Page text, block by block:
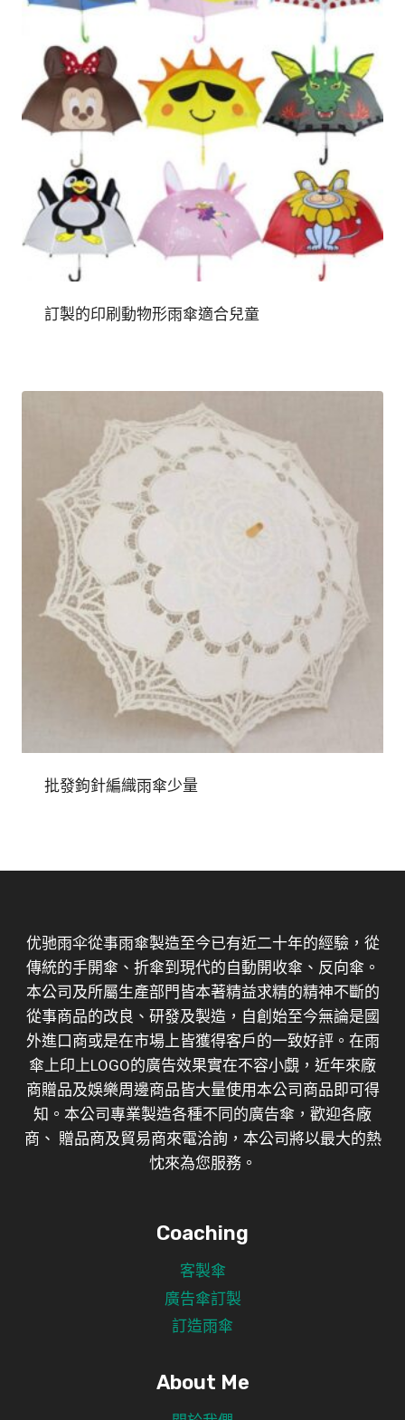
訂製的印刷動物形雨傘適合兒童
批發鉤針編織雨傘少量
优驰雨伞從事雨傘製造至今已有近二十年的經驗，從
傳統的手開傘、折傘到現代的自動開收傘、反向傘。
本公司及所屬生產部門皆本著精益求精的精神不斷的
從事商品的改良、研發及製造，自創始至今無論是國
外進口商或是在市場上皆獲得客戶的一致好評。在雨
傘上印上LOGO的廣告效果實在不容小覷，近年來廠
商贈品及娛樂周邊商品皆大量使用本公司商品即可得
知。本公司專業製造各種不同的廣告傘，歡迎各廠
商、 贈品商及貿易商來電洽詢，本公司將以最大的熱
忱來為您服務。
Coaching
客製傘
廣告傘訂製
訂造雨傘
About Me